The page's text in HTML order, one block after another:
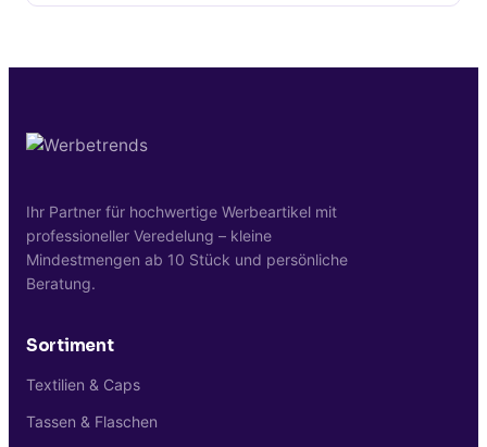
Unlackierte Buntstifte fühlen sich auch
Restaurant-Aktionen oder Familienhotel-
realisierbar.
Ihr Partner für hochwertige Werbeartikel mit
professioneller Veredelung – kleine
Mindestmengen ab 10 Stück und persönliche
Beratung.
Sortiment
Textilien & Caps
Tassen & Flaschen